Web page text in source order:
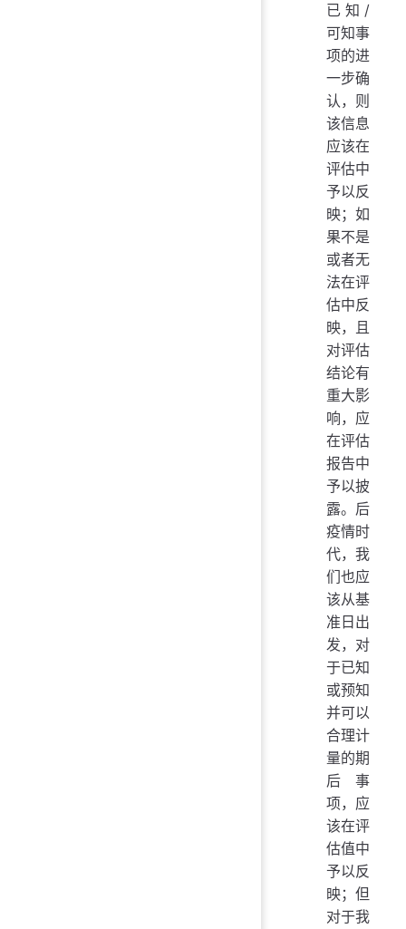
已知/
可知事
项的进
一步确
认，则
该信息
应该在
评估中
予以反
映；如
果不是
或者无
法在评
估中反
映，且
对评估
结论有
重大影
响，应
在评估
报告中
予以披
露。后
疫情时
代，我
们也应
该从基
准日出
发，对
于已知
或预知
并可以
合理计
量的期
后事
项，应
该在评
估值中
予以反
映；但
对于我